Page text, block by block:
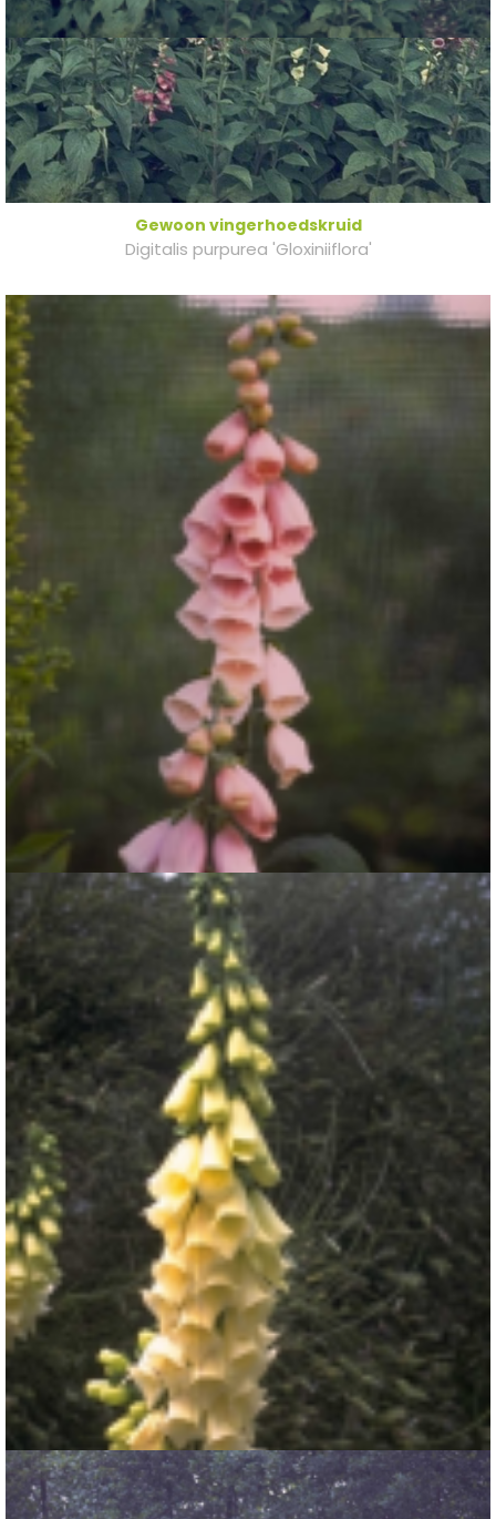
Gewoon vingerhoedskruid
Digitalis purpurea 'Gloxiniiflora'
Gewoon vingerhoedskruid
Digitalis purpurea 'Sutton's Apricot'
Gewoon vingerhoedskruid
Digitalis purpurea Gelbe Lanze Hybriden